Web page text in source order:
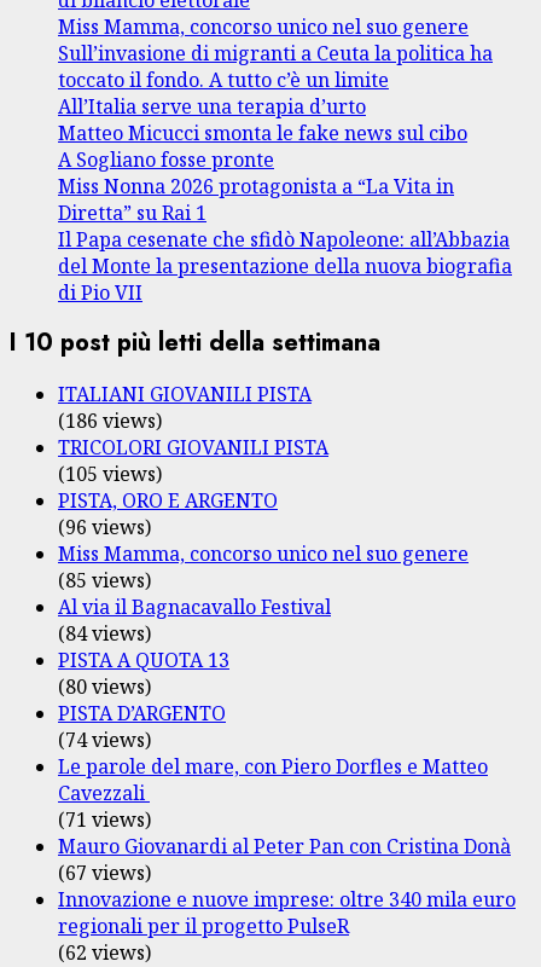
Miss Mamma, concorso unico nel suo genere
Sull’invasione di migranti a Ceuta la politica ha
toccato il fondo. A tutto c’è un limite
All’Italia serve una terapia d’urto
Matteo Micucci smonta le fake news sul cibo
A Sogliano fosse pronte
Miss Nonna 2026 protagonista a “La Vita in
Diretta” su Rai 1
Il Papa cesenate che sfidò Napoleone: all’Abbazia
del Monte la presentazione della nuova biografia
di Pio VII
I 10 post più letti della settimana
ITALIANI GIOVANILI PISTA
(186 views)
TRICOLORI GIOVANILI PISTA
(105 views)
PISTA, ORO E ARGENTO
(96 views)
Miss Mamma, concorso unico nel suo genere
(85 views)
Al via il Bagnacavallo Festival
(84 views)
PISTA A QUOTA 13
(80 views)
PISTA D’ARGENTO
(74 views)
Le parole del mare, con Piero Dorfles e Matteo
Cavezzali
(71 views)
Mauro Giovanardi al Peter Pan con Cristina Donà
(67 views)
Innovazione e nuove imprese: oltre 340 mila euro
regionali per il progetto PulseR
(62 views)